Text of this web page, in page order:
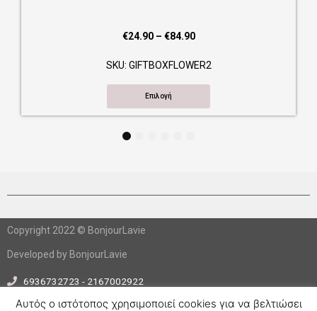
Price
€24.90
through
SKU: GIFTBOXFLOWER2
4
Copyright 2022 © BonjourLavie
Developed by BonjourLavie
6936732723 - 2167002922
info@bonjourlavie.gr
Αυτός ο ιστότοπος χρησιμοποιεί cookies για να βελτιώσει